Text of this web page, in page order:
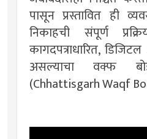
पासून प्रस्तावित ही
निकाहची संपूर्ण
कागदपत्राधारित,
असल्याचा वक्फ
(Chhattisgarh Waqf